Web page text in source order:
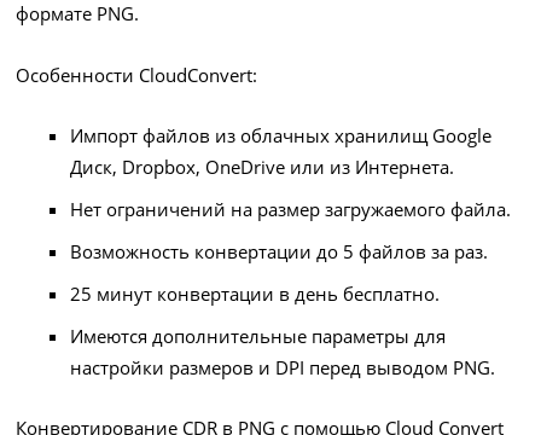
формате PNG.
Особенности CloudConvert:
Импорт файлов из облачных хранилищ Google
Диск, Dropbox, OneDrive или из Интернета.
Нет ограничений на размер загружаемого файла.
Возможность конвертации до 5 файлов за раз.
25 минут конвертации в день бесплатно.
Имеются дополнительные параметры для
настройки размеров и DPI перед выводом PNG.
Конвертирование CDR в PNG с помощью Cloud Convert